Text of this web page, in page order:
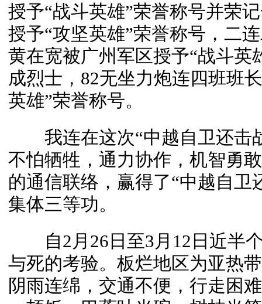
授予“战斗英雄”荣誉称号并荣
授予“攻坚英雄”荣誉称号，二
黄在宽被广州军区授予“战斗英
成烈士，82无坐力炮连四班班
英雄”荣誉称号。
我连在这次“中越自卫还击
不怕牺牲，通力协作，机智勇
的通信联络，赢得了“中越自
集体三等功。
自2月26日至3月12日近半个
与死的考验。板烂地区为亚热
阴雨连绵，交通不便，行走困